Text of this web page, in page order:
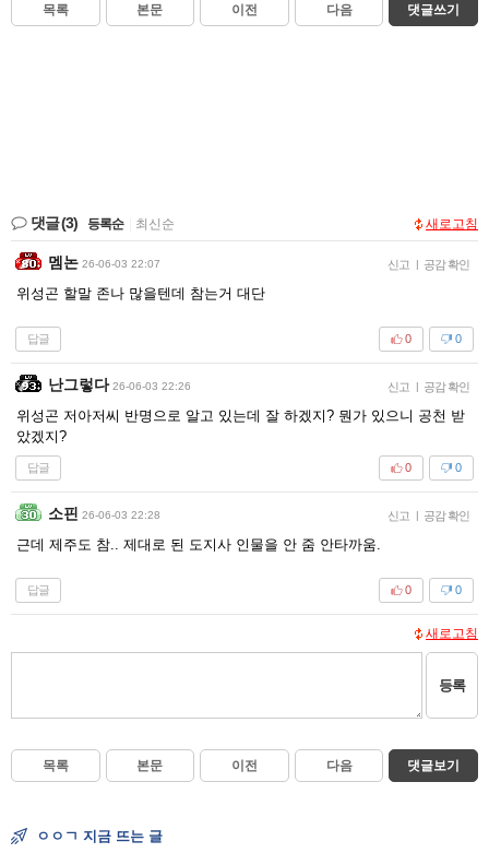
목록 본문 이전 다음 댓글쓰기
댓글(3) 등록순 최신순 새로고침
멤논 26-06-03 22:07 신고 | 공감 확인
위성곤 할말 존나 많을텐데 참는거 대단
답글 0
0
난그렇다 26-06-03 22:26 신고 | 공감 확인
위성곤 저아저씨 반명으로 알고 있는데 잘 하겠지? 뭔가 있으니 공천 받
았겠지?
답글 0
0
소핀 26-06-03 22:28 신고 | 공감 확인
근데 제주도 참.. 제대로 된 도지사 인물을 안 줌 안타까움.
답글 0
0
새로고침
등록
목록 본문 이전 다음 댓글보기
ㅇㅇㄱ 지금 뜨는 글